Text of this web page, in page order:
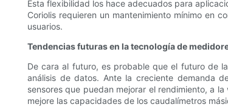
Esta flexibilidad los hace adecuados para
Coriolis requieren un mantenimiento mínimo en
usuarios.
Tendencias futuras en la tecnología de
De cara al futuro, es probable que el futuro de
análisis de datos. Ante la creciente demanda
sensores que puedan mejorar el rendimiento, a
mejore las capacidades de los caudalímetros